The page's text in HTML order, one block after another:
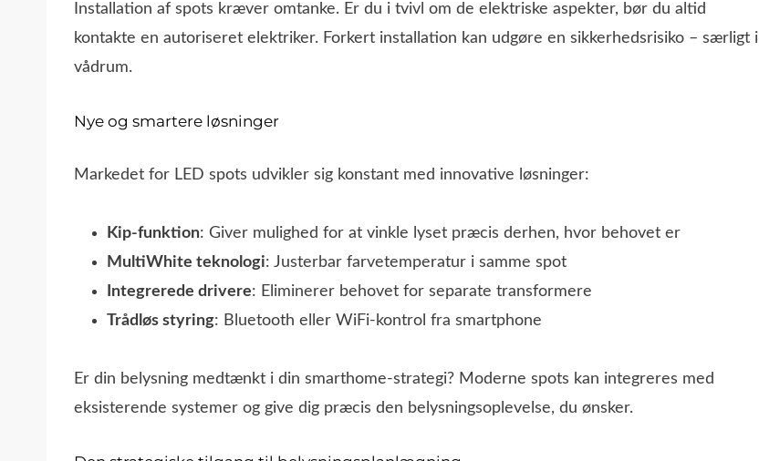
Installation af spots kræver omtanke. Er du i tvivl om de elektriske aspekter, bør du altid
kontakte en autoriseret elektriker. Forkert installation kan udgøre en sikkerhedsrisiko – særligt i
vådrum.
Nye og smartere løsninger
Markedet for LED spots udvikler sig konstant med innovative løsninger:
Kip-funktion: Giver mulighed for at vinkle lyset præcis derhen, hvor behovet er
MultiWhite teknologi: Justerbar farvetemperatur i samme spot
Integrerede drivere: Eliminerer behovet for separate transformere
Trådløs styring: Bluetooth eller WiFi-kontrol fra smartphone
Er din belysning medtænkt i din smarthome-strategi? Moderne spots kan integreres med
eksisterende systemer og give dig præcis den belysningsoplevelse, du ønsker.